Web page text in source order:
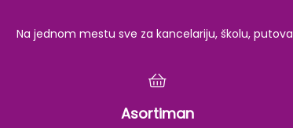
Na jednom mestu sve za kancelariju, školu,
Asortiman